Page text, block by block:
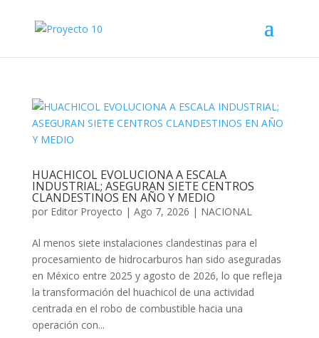
HUACHICOL EVOLUCIONA A ESCALA
INDUSTRIAL; ASEGURAN SIETE CENTROS
CLANDESTINOS EN AÑO Y MEDIO
por Editor Proyecto | Ago 7, 2026 | NACIONAL
Al menos siete instalaciones clandestinas para el
procesamiento de hidrocarburos han sido aseguradas
en México entre 2025 y agosto de 2026, lo que refleja
la transformación del huachicol de una actividad
centrada en el robo de combustible hacia una
operación con...